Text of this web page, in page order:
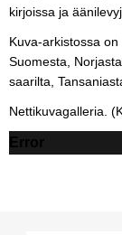
kirjoissa ja
Kuva-arkistossa
Suomesta,
saarilta,
Nettikuvagalleria.
Error